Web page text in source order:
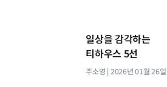
일상을 감각하는
티하우스 5선
주소영 2026년 01월 26일